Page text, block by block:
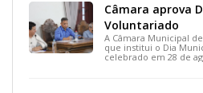
Câmara aprova
Voluntariado
A Câmara Municipal
que institui o Dia
celebrado em 28 de